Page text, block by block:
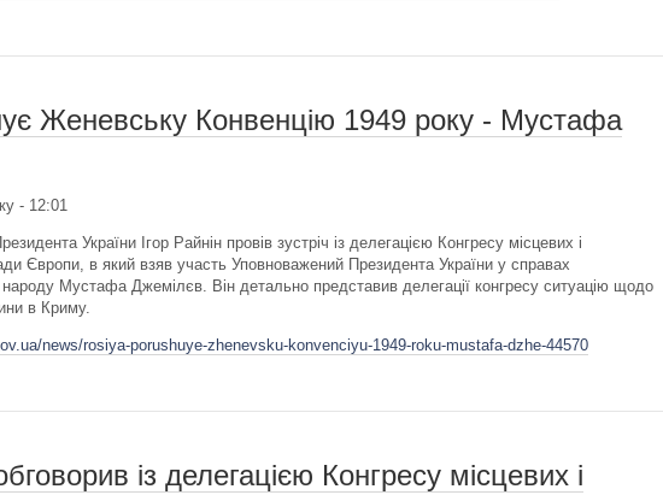
Женевську Конвенцію 1949 року - Мустафа
- 12:01
України Ігор Райнін провів зустріч із делегацією Конгресу місцевих і
Європи, в який взяв участь Уповноважений Президента України у справах
народу Мустафа Джемілєв. Він детально представив делегації конгресу ситуацію щодо
в Криму.
news/rosiya-porushuye-zhenevsku-konvenciyu-1949-roku-mustafa-dzhe-44570
із делегацією Конгресу місцевих і